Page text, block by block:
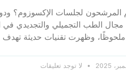
لجلسات الإكسوزوم؟
الطب التجميلي والتجديدي في
ملحوظًا، وظهرت تقنيات حديثة
لا توجد تعليقات